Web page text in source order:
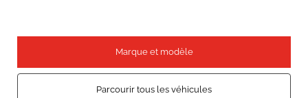
Marque et modèle
Parcourir tous les véhicules